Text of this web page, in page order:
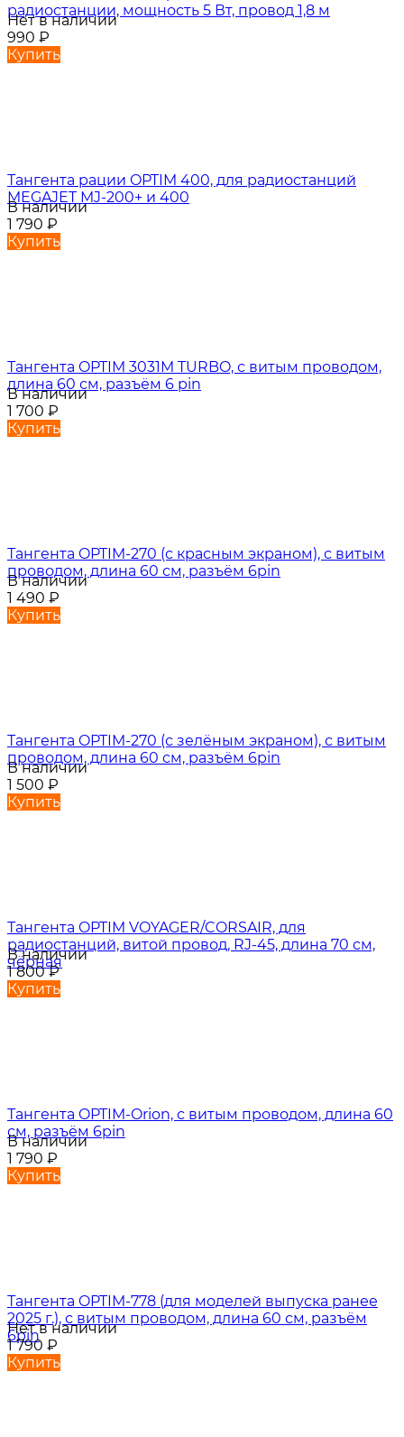
радиостанции, мощность 5 Вт, провод 1,8 м
Нет в наличии
990 ₽
Купить
Тангента рации OPTIM 400, для радиостанций
MEGAJET MJ-200+ и 400
В наличии
1 790 ₽
Купить
Тангента OPTIM 3031M TURBO, с витым проводом,
длина 60 см, разъём 6 pin
В наличии
1 700 ₽
Купить
Тангента OPTIM-270 (с красным экраном), с витым
проводом, длина 60 см, разъём 6pin
В наличии
1 490 ₽
Купить
Тангента OPTIM-270 (с зелёным экраном), с витым
проводом, длина 60 см, разъём 6pin
В наличии
1 500 ₽
Купить
Тангента OPTIM VOYAGER/CORSAIR, для
радиостанций, витой провод, RJ-45, длина 70 см,
чёрная
В наличии
1 800₽
Купить
Тангента OPTIM-Orion, с витым проводом, длина 60
см, разъём 6pin
В наличии
1 790 ₽
Купить
Тангента OPTIM-778 (для моделей выпуска ранее
2025 г.), с витым проводом, длина 60 см, разъём
6pin
Нет в наличии
1 790 ₽
Купить